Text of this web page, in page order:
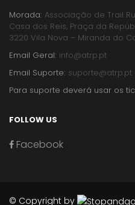
Morada: Associação de Trail
Casa dos Reis, Praça da
3220 Vila Nova – Miranda do
Email Geral: info@atrp.pt
Email Suporte: suporte@atrp.pt
Para suporte deverá usar os
FOLLOW US
Facebook
© Copyright by